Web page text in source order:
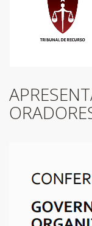
Fique sempre a
Li e aceito os